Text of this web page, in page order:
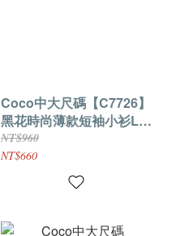
Coco中大尺碼【C7726】
黑花時尚薄款短袖小衫L-
5XL
NT$960
NT$660